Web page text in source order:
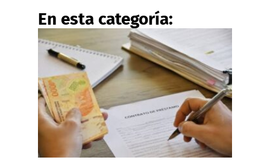
En esta categoría: